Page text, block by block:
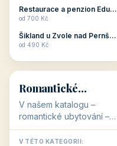
Restaurace a penzion Eduard
od 700 Kč
Šikland u Zvole nad Pernštejnem
od 490 Kč
💕
💕
Romantické
ubytování
V našem katalogu –
romantické ubytování –
jsou pro Vás připraveny
objekty, které svojí
V TÉTO KATEGORII: